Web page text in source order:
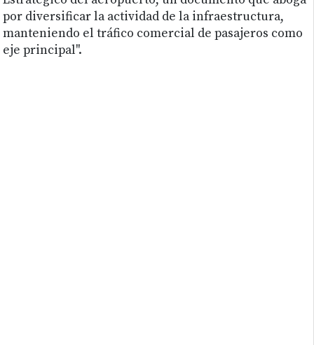
por diversificar la actividad de la infraestructura,
manteniendo el tráfico comercial de pasajeros como
eje principal".